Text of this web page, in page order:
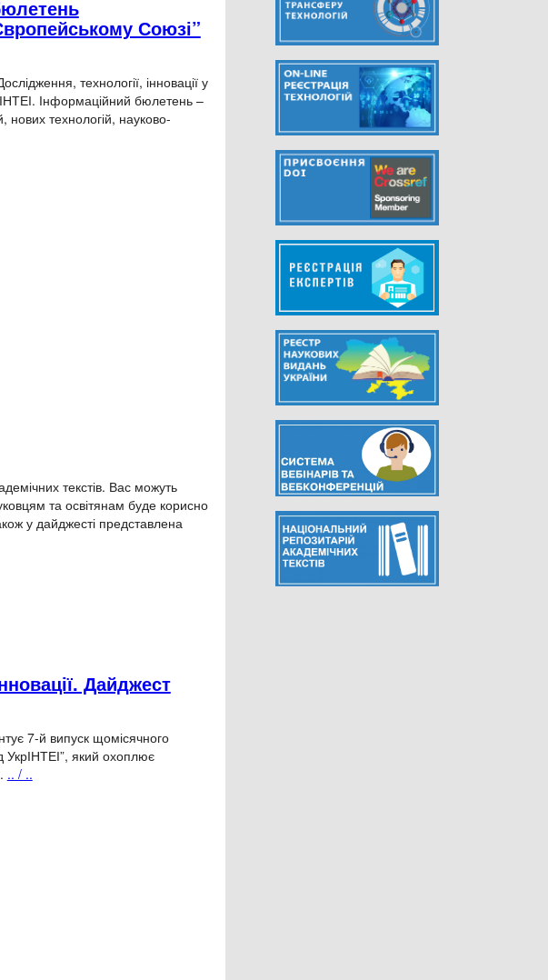
Союзі”
технології, інновації у
Інформаційний бюлетень –
нових технологій, науково-
текстів. Вас можуть
та освітянам буде корисно
у дайджесті представлена
Дайджест
7-й випуск щомісячного
УкрІНТЕІ”, який охоплює
.. / ..